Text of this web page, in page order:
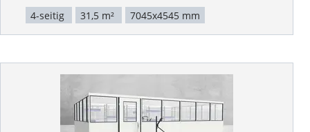
4-seitig 31,5 m² 7045x4545 mm